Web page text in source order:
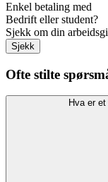
Enkel betaling med
Bedrift eller student?
Sjekk om din
Sjekk
Ofte stilte
Hva er